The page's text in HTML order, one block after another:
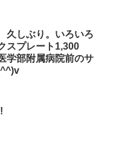
久しぶり。いろいろ
スプレート1,300
学部附属病院前のサ